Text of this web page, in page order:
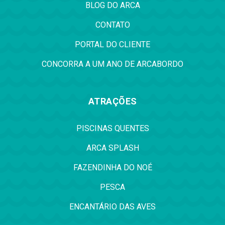
BLOG DO ARCA
CONTATO
PORTAL DO CLIENTE
CONCORRA A UM ANO DE ARCABORDO
ATRAÇÕES
PISCINAS QUENTES
ARCA SPLASH
FAZENDINHA DO NOÉ
PESCA
ENCANTÁRIO DAS AVES